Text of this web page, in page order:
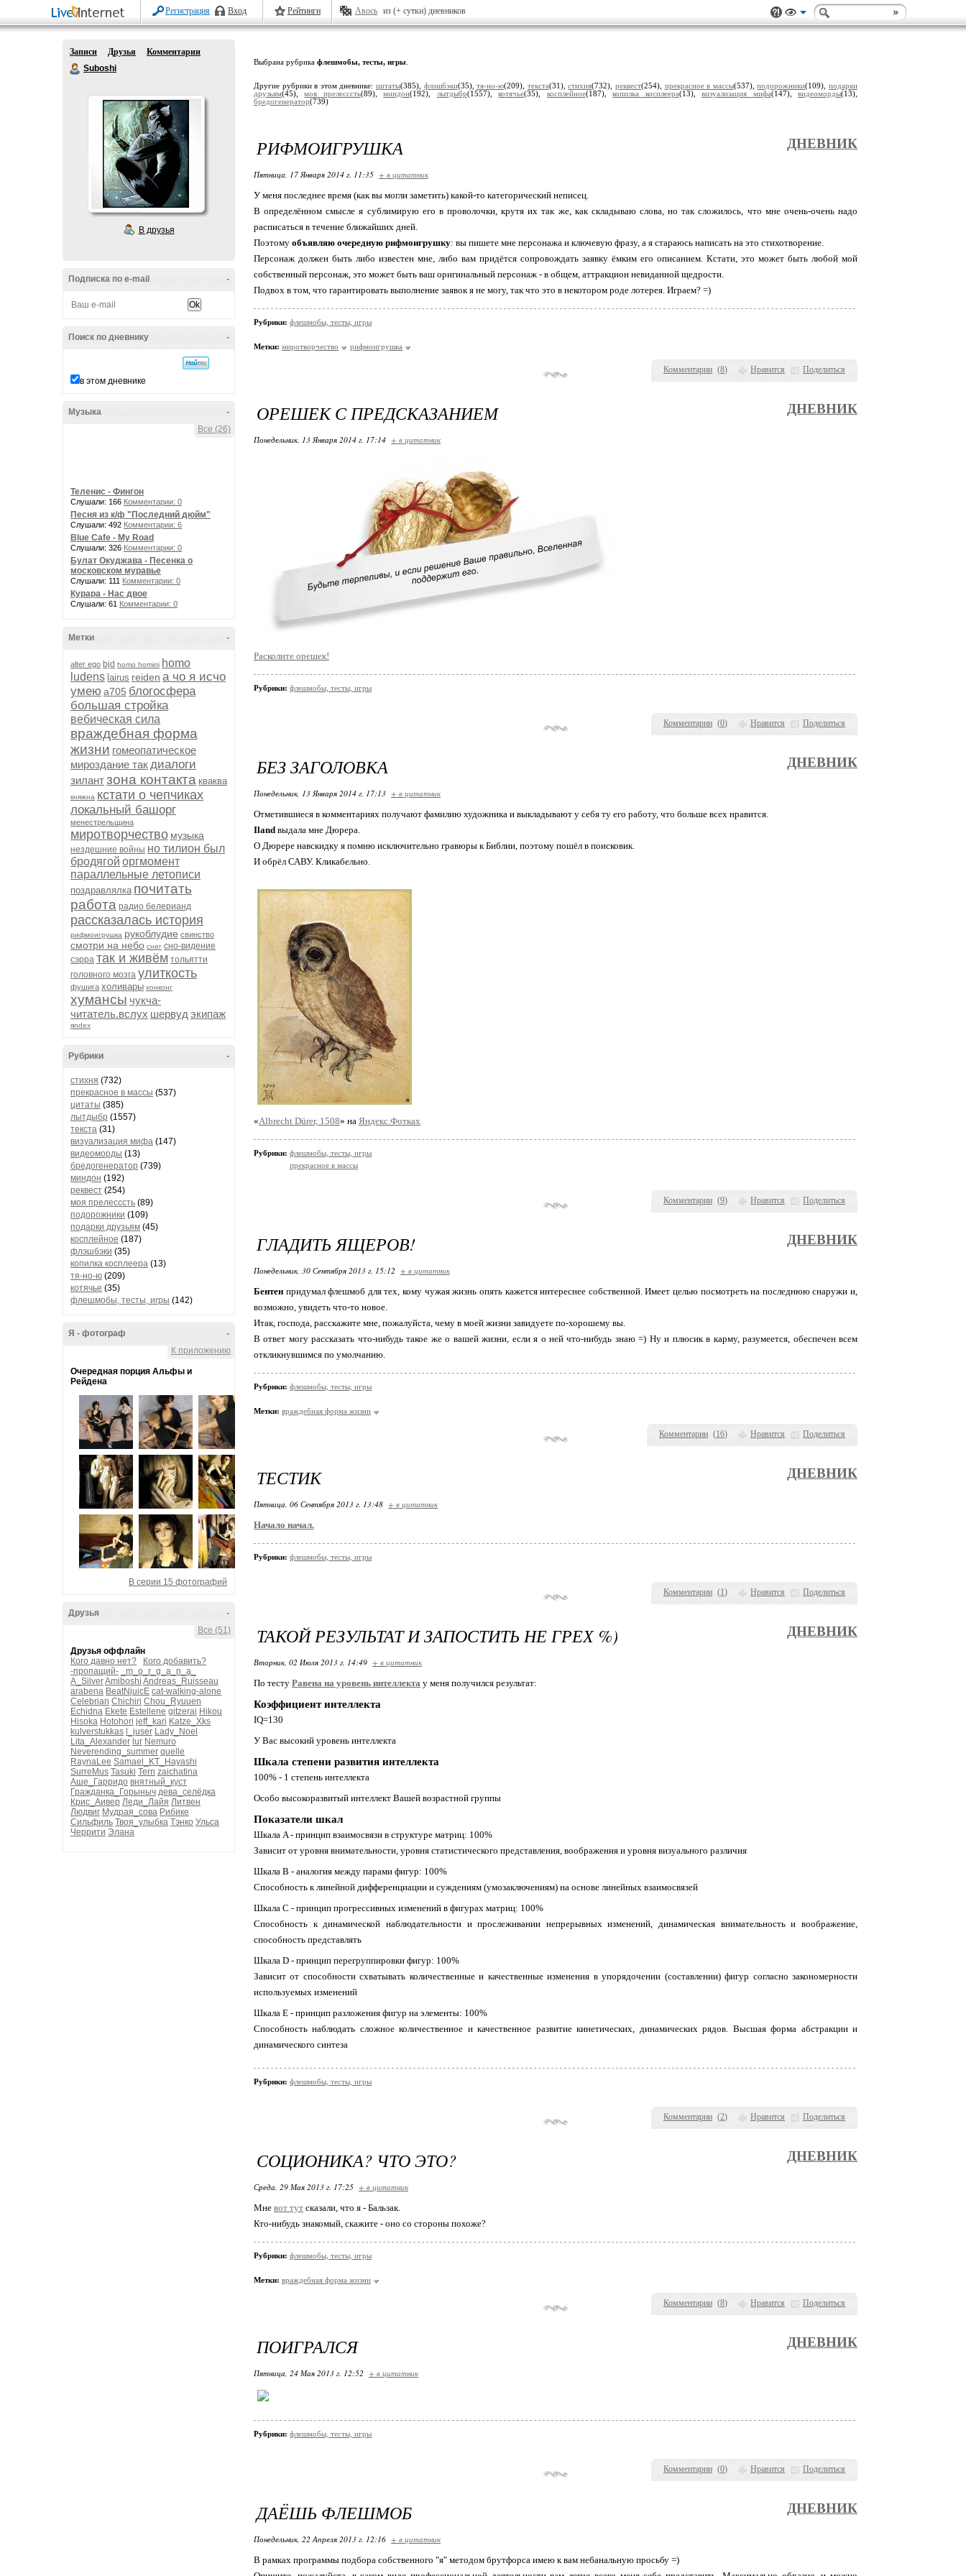
Регистрация Вход Рейтинги Авось из (+ сутки) дневников
Записи Друзья
Комментарии
Suboshi
В друзья
-
Подписка по e-mail
-
Поиск по дневнику
в этом дневнике
-
Музыка
Все (26)
Теленис - Фингон
Слушали: 166 Комментарии: 0
Песня из к/ф "Последний дюйм"
Слушали: 492 Комментарии: 6
Blue Cafe - My Road
Слушали: 326 Комментарии: 0
Булат Окуджава - Песенка о
московском муравье
Слушали: 111 Комментарии: 0
Курара - Нас двое
Слушали: 61 Комментарии: 0
-
Метки
alter ego bjd homo homini homo
ludens lairus reiden а чо я исчо
умею а705 блогосфера
большая стройка
вебическая сила
враждебная форма
жизни гомеопатическое
мироздание такдиалоги
зилантзона контакта кваква
княжна кстати о чепчиках
локальный башорг
менестрельщина
миротворчество музыка
нездешние войны но тилион был
бродягой оргмомент
параллельные летописи
поздравлялка почитать
работа радио белерианд
рассказалась история
рифмоигрушка рукоблудие свинство
смотри на небо снег сно-видение
сэрра так и живём тольятти
головного мозга улиткость
фушига холивары хонконг
хумансы чукча-
читатель.вслух шервуд экипаж
яndex
-
Рубрики
стихня (732)
прекрасное в массы (537)
цитаты (385)
лытдыбр (1557)
текста (31)
визуализация мифа (147)
видеоморды (13)
бредогенератор (739)
миндон (192)
реквест (254)
моя прелесссть (89)
подорожники (109)
подарки друзьям (45)
косплейное (187)
флэшбэки (35)
копилка косплеера (13)
тя-но-ю (209)
котячье (35)
флешмобы, тесты, игры (142)
-
Я - фотограф
К приложению
Очередная порция Альфы и
Рейдена
В серии 15 фотографий
-
Друзья
Все (51)
Друзья оффлайн
Кого давно нет?
Кого добавить?
-пропащий-
_m_o_r_g_a_n_a_
A_SilverAmiboshi Andreas_Ruisseau
arabena BeatNjuicE cat-walking-alone
Celebrian Chichiri Chou_Ryuuen
Echidna Ekete Estellene gitzerai Hikou
Hisoka Hotohori jeff_kari Katze_Xks
kulverstukkas
l_juser Lady_Noel
Lita_Alexander lur Nemuro
Neverending_summer quelle
RaynaLee Samael_KT_Hayashi
SurreMus Tasuki Tern zaichatina
Аше_Гарридо внятный_куст
Гражданка_Горыныч дева_селёдка
Крис_Аивер Леди_Лайя Литвен
Людвиг Мудрая_сова Рибике
Сильфиль Твоя_улыбка Тэнко Ульса
Черрити Элана
Выбрана рубрика флешмобы, тесты, игры
Другие рубрики в этом дневнике: цитаты(385), флэшбэки(35),тя-но-ю(209), текста(31),стихня(732),реквест(254), прекрасное в массы(537),подорожники(109),подарки
друзьям(45),моя прелесссть(89),миндон(192), лытдыбр(1557),котячье(35), косплейное(187),копилка косплеера(13),визуализация мифа(147),видеоморды(13),
бредогенератор(739)
Комментарии (8) Нравится Поделиться
РИФМОИГРУШКА ДНЕВНИК
Пятница, 17 Января 2014 г. 11:35 + в цитатник
У меня последнее время (как вы могли заметить) какой-то категорический неписец.
В определённом смысле я сублимирую его в проволочки, крутя их так же, как складываю слова, но так сложилось, что мне очень-очень надо
расписаться в течение ближайших дней.
Поэтому объявляю очередную рифмоигрушку: вы пишете мне персонажа и ключевую фразу, а я стараюсь написать на это стихотворение.
Персонаж должен быть либо известен мне, либо вам придётся сопровождать заявку ёмким его описанием. Кстати, это может быть любой мой
собственный персонаж, это может быть ваш оригинальный персонаж - в общем, аттракцион невиданной щедрости.
Подвох в том, что гарантировать выполнение заявок я не могу, так что это в некотором роде лотерея. Играем? =)
Рубрики: флешмобы, тесты, игры
Метки: миротворчество рифмоигрушка
Комментарии (0) Нравится Поделиться
ОРЕШЕК С ПРЕДСКАЗАНИЕМ ДНЕВНИК
Понедельник, 13 Января 2014 г. 17:14 + в цитатник
Расколите орешек!
Рубрики: флешмобы, тесты, игры
Комментарии (9) Нравится Поделиться
БЕЗ ЗАГОЛОВКА ДНЕВНИК
Понедельник, 13 Января 2014 г. 17:13 + в цитатник
Отметившиеся в комментариях получают фамилию художника и выкладывают у себя ту его работу, что больше всех нравится.
Iland выдала мне Дюрера.
О Дюрере навскидку я помню исключительно гравюры к Библии, поэтому пошёл в поисковик.
И обрёл САВУ. Кликабельно.
«Albrecht Dürer, 1508» на Яндекс.Фотках
Рубрики: флешмобы, тесты, игры
прекрасное в массы
Комментарии (16) Нравится Поделиться
ГЛАДИТЬ ЯЩЕРОВ! ДНЕВНИК
Понедельник, 30 Сентября 2013 г. 15:12 + в цитатник
Бентен придумал флешмоб для тех, кому чужая жизнь опять кажется интереснее собственной. Имеет целью посмотреть на последнюю снаружи и,
возможно, увидеть что-то новое.
Итак, господа, расскажите мне, пожалуйста, чему в моей жизни завидуете по-хорошему вы.
В ответ могу рассказать что-нибудь такое же о вашей жизни, если я о ней что-нибудь знаю =) Ну и плюсик в карму, разумеется, обеспечен всем
откликнувшимся по умолчанию.
Рубрики: флешмобы, тесты, игры
Метки: враждебная форма жизни
Комментарии (1) Нравится Поделиться
ТЕСТИК ДНЕВНИК
Пятница, 06 Сентября 2013 г. 13:48 + в цитатник
Начало начал.
Рубрики: флешмобы, тесты, игры
Комментарии (2) Нравится Поделиться
ТАКОЙ РЕЗУЛЬТАТ И ЗАПОСТИТЬ НЕ ГРЕХ %) ДНЕВНИК
Вторник, 02 Июля 2013 г. 14:49 + в цитатник
По тесту Равена на уровень интеллекта у меня получился результат:
Коэффициент интеллекта
IQ=130
У Вас высокий уровень интеллекта
Шкала степени развития интеллекта
100% - 1 степень интеллекта
Особо высокорaзвитый интеллект Вашей возрастной грyппы
Показатели шкал
Шкала A - принцип взаимосвязи в структуре матриц: 100%
Зависит от уровня внимaтельноcти, уровня статистического представления, воображения и уровня визуального различия
Шкала В - аналогия между парами фигур: 100%
Способность к линейной дифференциации и суждениям (умозаключениям) на основе линeйныx взаимосвязей
Шкала С - принцип прогрессивных изменений в фигурах матриц: 100%
Способность к динамической наблюдательности и прослеживании непрерывных изменений, динамическая внимательность и воображение,
способность представлять
Шкала D - принцип перегруппировки фигур: 100%
Зависит от способности схватывать количественные и качественные изменения в упорядочении (составлении) фигур согласно закономерности
используемых изменений
Шкала E - принцип разложения фигур на элeмeнты: 100%
Способность наблюдать сложное количественное и качественное развитие кинeтическиx, динамических рядов. Bыcшaя форма абстракции и
динамического синтеза
Рубрики: флешмобы, тесты, игры
Комментарии (8) Нравится Поделиться
СОЦИОНИКА? ЧТО ЭТО? ДНЕВНИК
Среда, 29 Мая 2013 г. 17:25 + в цитатник
Мне вот тут сказали, что я - Бальзак.
Кто-нибудь знакомый, скажите - оно со стороны похоже?
Рубрики: флешмобы, тесты, игры
Метки: враждебная форма жизни
Комментарии (0) Нравится Поделиться
ПОИГРАЛСЯ ДНЕВНИК
Пятница, 24 Мая 2013 г. 12:52 + в цитатник
Рубрики: флешмобы, тесты, игры
ДАЁШЬ ФЛЕШМОБ ДНЕВНИК
Понедельник, 22 Апреля 2013 г. 12:16 + в цитатник
В рамках программы подбора собственного "я" методом брутфорса имею к вам небанальную просьбу =)